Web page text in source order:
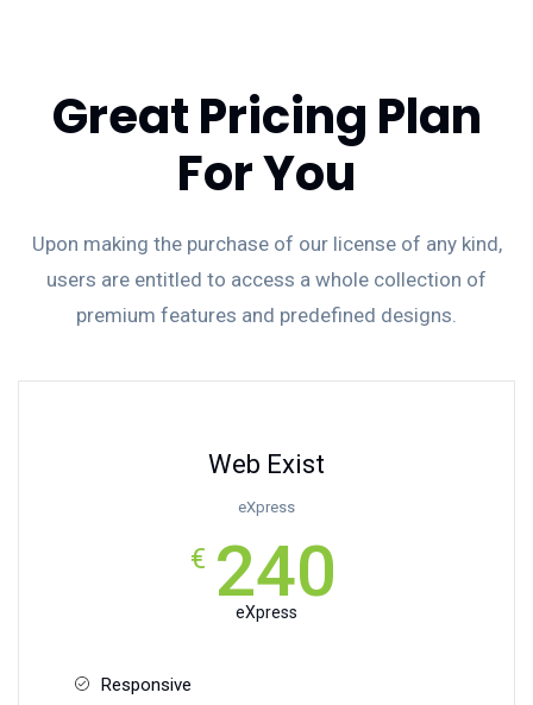
Great Pricing Plan
For You
Upon making the purchase of our license of any kind,
users are entitled to access a whole collection of
premium features and predefined designs.
Web Exist
eXpress
€ 240
eXpress
Responsive